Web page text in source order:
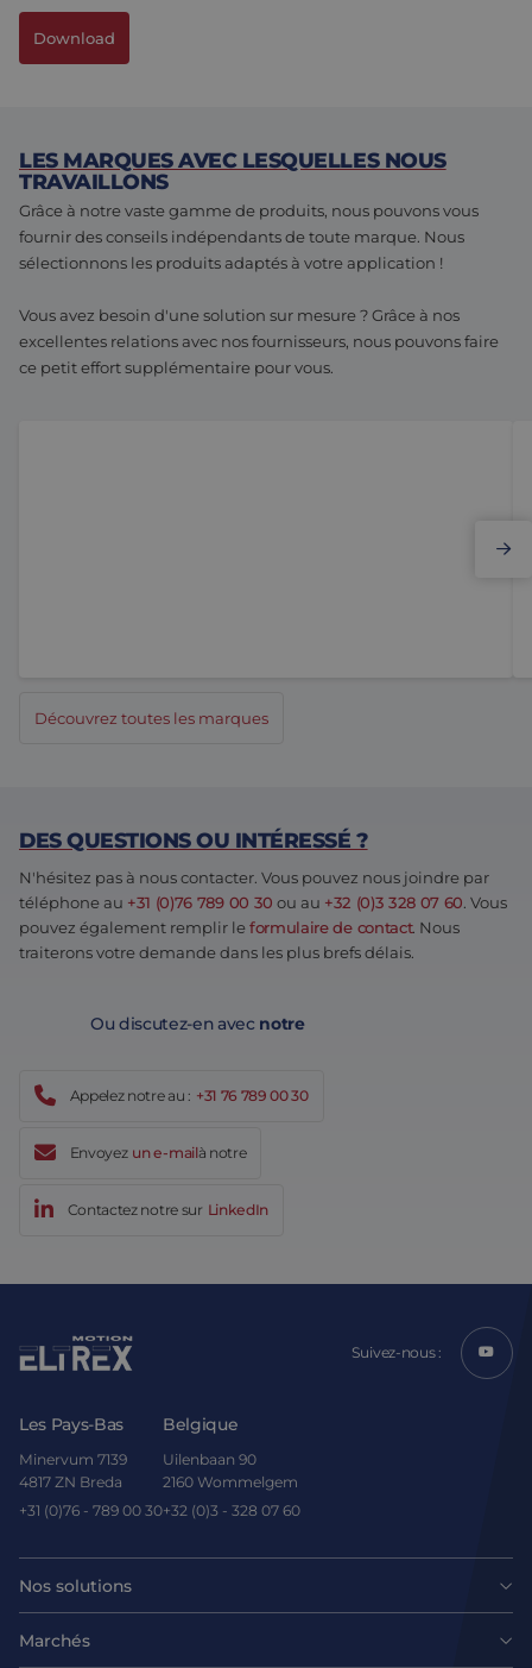
Download
LES MARQUES AVEC LESQUELLES NOUS
TRAVAILLONS
Grâce à notre vaste gamme de produits, nous pouvons vous
fournir des conseils indépendants de toute marque. Nous
sélectionnons les produits adaptés à votre application !
Vous avez besoin d'une solution sur mesure ? Grâce à nos
excellentes relations avec nos fournisseurs, nous pouvons faire
ce petit effort supplémentaire pour vous.
Découvrez toutes les marques
DES QUESTIONS OU INTÉRESSÉ ?
N'hésitez pas à nous contacter. Vous pouvez nous joindre par
téléphone au +31 (0)76 789 00 30 ou au +32 (0)3 328 07 60. Vous
pouvez également remplir leformulaire de contact. Nous
traiterons votre demande dans les plus brefs délais.
Ou discutez-en avec notre
Appelez notre au : +31 76 789 00 30
Envoyez un e-mailà notre
Contactez notre sur LinkedIn
Suivez-nous :
Les Pays-Bas
Minervum 7139
4817 ZN Breda
+31 (0)76 - 789 00 30
Belgique
Uilenbaan 90
2160 Wommelgem
+32 (0)3 - 328 07 60
Nos solutions
Moteurs
Marchés